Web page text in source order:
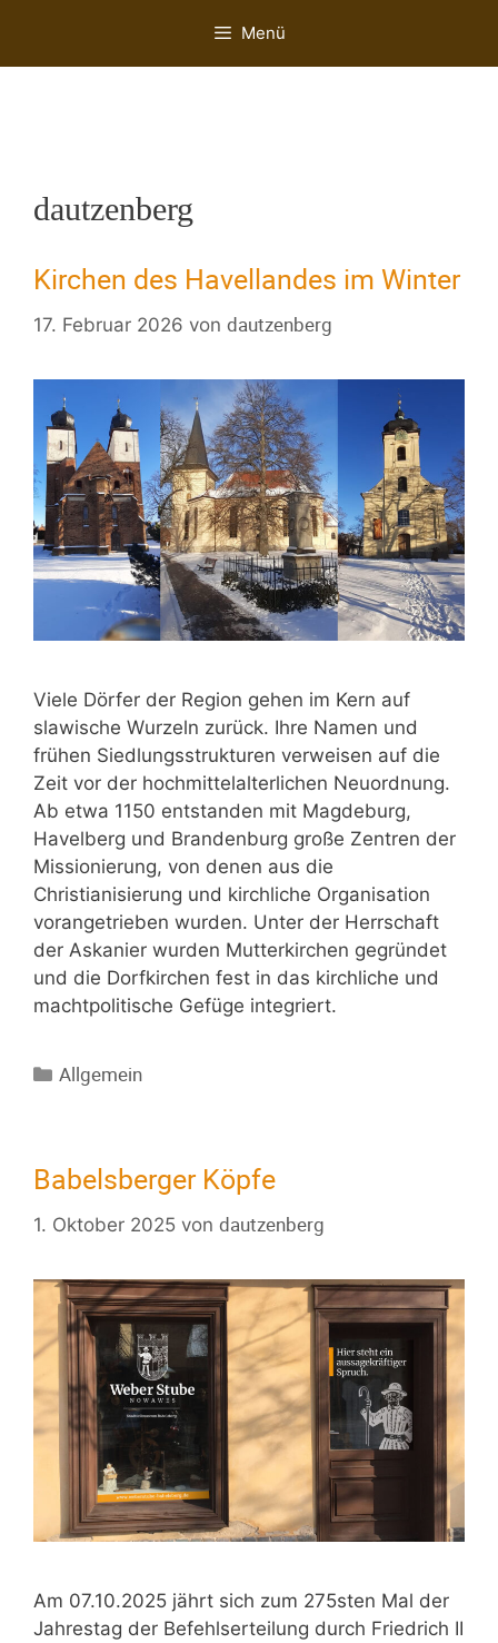
Menü
dautzenberg
Kirchen des Havellandes im Winter
17. Februar 2026 von dautzenberg
Viele Dörfer der Region gehen im Kern auf
slawische Wurzeln zurück. Ihre Namen und
frühen Siedlungsstrukturen verweisen auf die
Zeit vor der hochmittelalterlichen Neuordnung.
Ab etwa 1150 entstanden mit Magdeburg,
Havelberg und Brandenburg große Zentren der
Missionierung, von denen aus die
Christianisierung und kirchliche Organisation
vorangetrieben wurden. Unter der Herrschaft
der Askanier wurden Mutterkirchen gegründet
und die Dorfkirchen fest in das kirchliche und
machtpolitische Gefüge integriert.
Allgemein
Babelsberger Köpfe
1. Oktober 2025 von dautzenberg
Am 07.10.2025 jährt sich zum 275sten Mal der
Jahrestag der Befehlserteilung durch Friedrich II